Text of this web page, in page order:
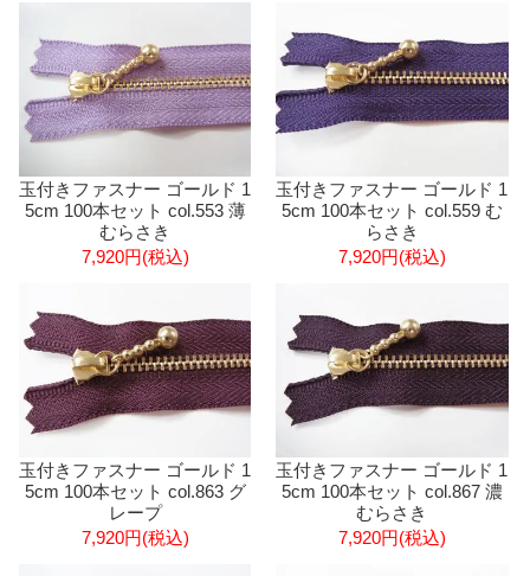
玉付きファスナー ゴールド 1
5cm 100本セット col.553 薄
むらさき
7,920円(税込)
玉付きファスナー ゴールド 1
5cm 100本セット col.559 む
らさき
7,920円(税込)
玉付きファスナー ゴールド 1
5cm 100本セット col.863 グ
レープ
7,920円(税込)
玉付きファスナー ゴールド 1
5cm 100本セット col.867 濃
むらさき
7,920円(税込)